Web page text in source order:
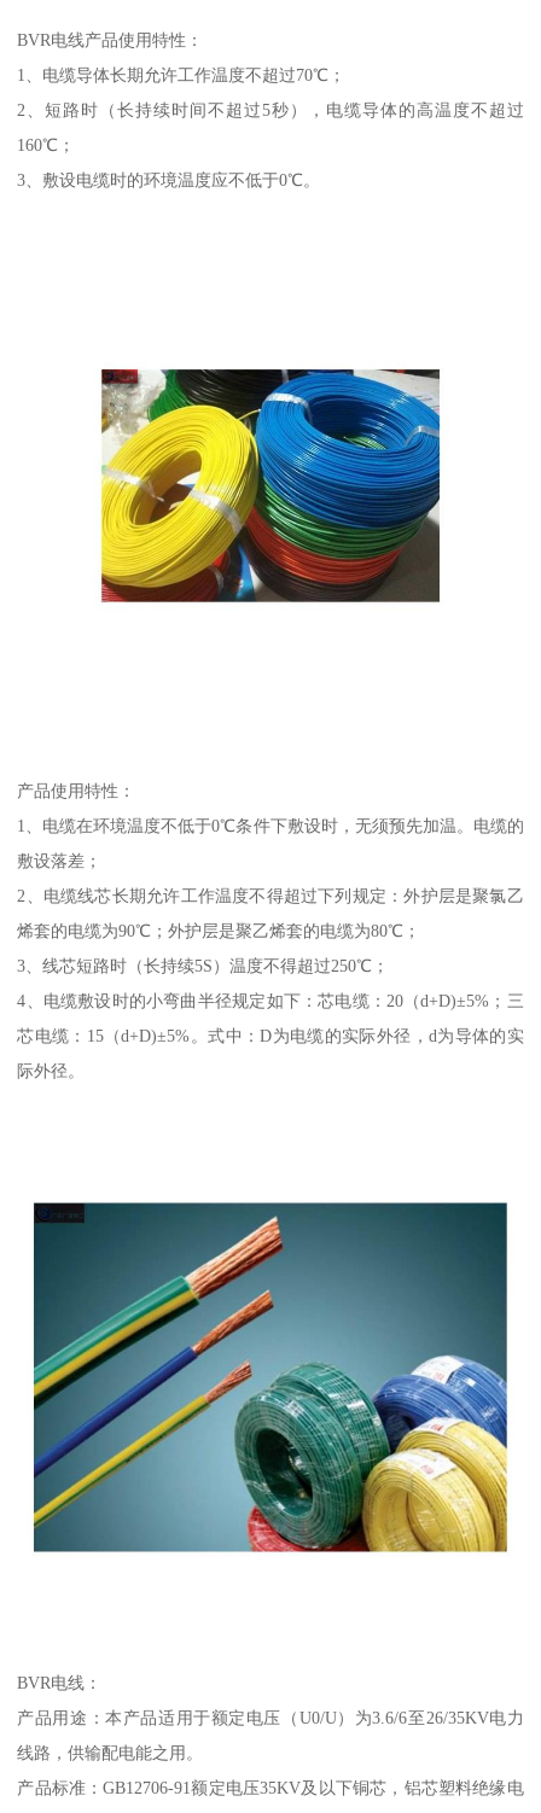
BVR电线产品使用特性：
1、电缆导体长期允许工作温度不超过70℃；
2、短路时（长持续时间不超过5秒），电缆导体的高温度不超过
160℃；
3、敷设电缆时的环境温度应不低于0℃。
产品使用特性：
1、电缆在环境温度不低于0℃条件下敷设时，无须预先加温。电缆的
敷设落差；
2、电缆线芯长期允许工作温度不得超过下列规定：外护层是聚氯乙
烯套的电缆为90℃；外护层是聚乙烯套的电缆为80℃；
3、线芯短路时（长持续5S）温度不得超过250℃；
4、电缆敷设时的小弯曲半径规定如下：芯电缆：20（d+D)±5%；三
芯电缆：15（d+D)±5%。式中：D为电缆的实际外径，d为导体的实
际外径。
BVR电线：
产品用途：本产品适用于额定电压（U0/U）为3.6/6至26/35KV电力
线路，供输配电能之用。
产品标准：GB12706-91额定电压35KV及以下铜芯，铝芯塑料绝缘电